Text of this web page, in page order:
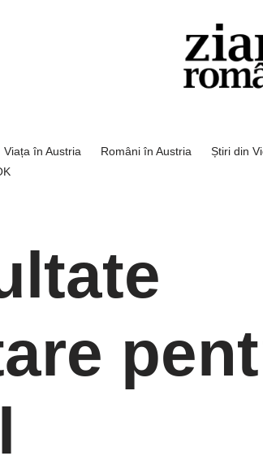
Viața în Austria Români în Austria Știri din